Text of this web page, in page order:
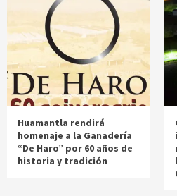
Huamantla rendirá
homenaje a la Ganadería
“De Haro” por 60 años de
historia y tradición